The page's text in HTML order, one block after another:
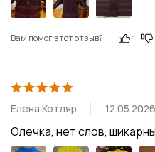
Вам помог этот отзыв? 1
Елена Котляр 12.05.2026
Олечка, нет слов,